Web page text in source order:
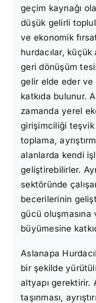
geçim kaynağı
düşük gelirli
ve ekonomik
hurdacılar,
geri dönüşüm
gelir elde eder ve
katkıda bulunur.
zamanda yerel
girişimciliği teşvik
toplama,
alanlarda kendi
geliştirebilirler.
sektöründe
becerilerinin
gücü
büyümesine
Aslanapa
bir şekilde
altyapı gerektirir.
taşınması,